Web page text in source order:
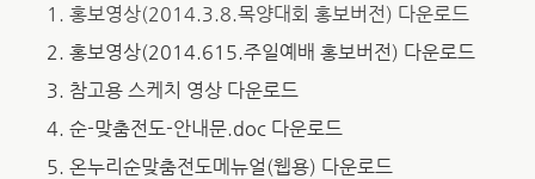
1. 홍보영상(2014.3.8.목양대회 홍보버전) 다운로드
2. 홍보영상(2014.615.주일예배 홍보버전) 다운로드
3. 참고용 스케치 영상 다운로드
4. 순-맞춤전도-안내문.doc 다운로드
5. 온누리순맞춤전도메뉴얼(웹용) 다운로드